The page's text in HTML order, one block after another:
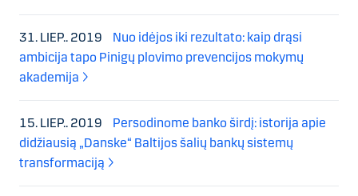
31. LIEP.. 2019
Nuo idėjos iki rezultato: kaip drąsi
ambicija tapo Pinigų plovimo prevencijos mokymų
akademija
15. LIEP.. 2019
Persodinome banko širdį: istorija apie
didžiausią „Danske“ Baltijos šalių bankų sistemų
transformaciją